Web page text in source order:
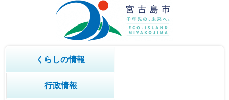
くらしの情報
行政情報